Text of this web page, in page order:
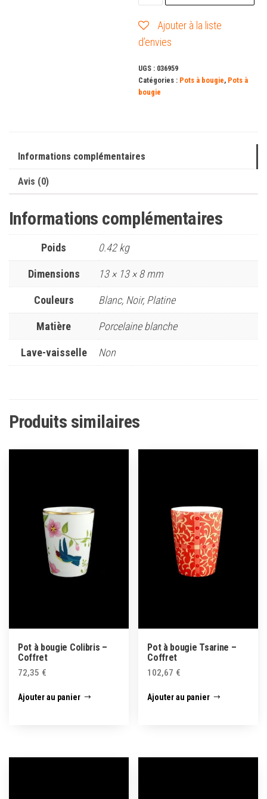
à
bougie
-
Coffret
Ajouter à la liste
d’envies
UGS : 036959
Catégories : Pots à bougie, Pots à
bougie
Informations complémentaires
Avis (0)
Informations complémentaires
Poids 0.42 kg
Dimensions 13 × 13 × 8 mm
Couleurs Blanc, Noir, Platine
Matière Porcelaine blanche
Lave-vaisselle Non
Produits similaires
Pot à bougie Colibris –
Coffret
72,35 €
Ajouter au panier
Pot à bougie Tsarine –
Coffret
102,67 €
Ajouter au panier